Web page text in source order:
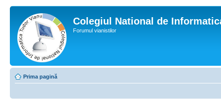
Colegiul National de
Forumul vianistilor
Prima pagină